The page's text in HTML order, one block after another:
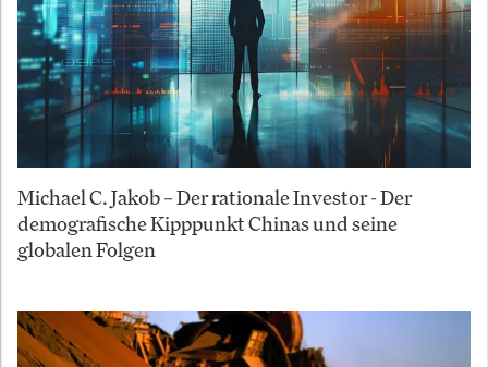
Michael C. Jakob – Der rationale Investor - Der
demografische Kipppunkt Chinas und seine
globalen Folgen